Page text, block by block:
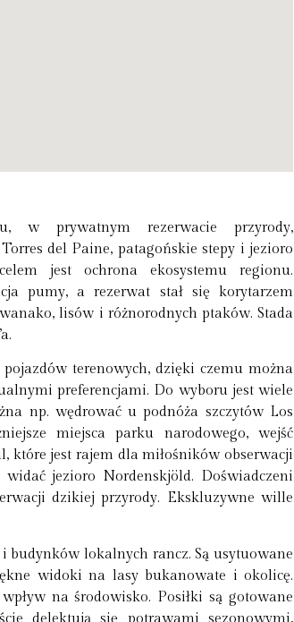
w prywatnym rezerwacie przyrody,
del Paine, patagońskie stepy i jezioro
jest ochrona ekosystemu regionu.
pumy, a rezerwat stał się korytarzem
lisów i różnorodnych ptaków. Stada
terenowych, dzięki czemu można
preferencjami. Do wyboru jest wiele
np. wędrować u podnóża szczytów Los
miejsca parku narodowego, wejść
które jest rajem dla miłośników obserwacji
jezioro Nordenskjöld. Doświadczeni
dzikiej przyrody. Ekskluzywne wille
lokalnych rancz. Są usytuowane
widoki na lasy bukanowate i okolicę.
na środowisko. Posiłki są gotowane
delektują się potrawami sezonowymi,